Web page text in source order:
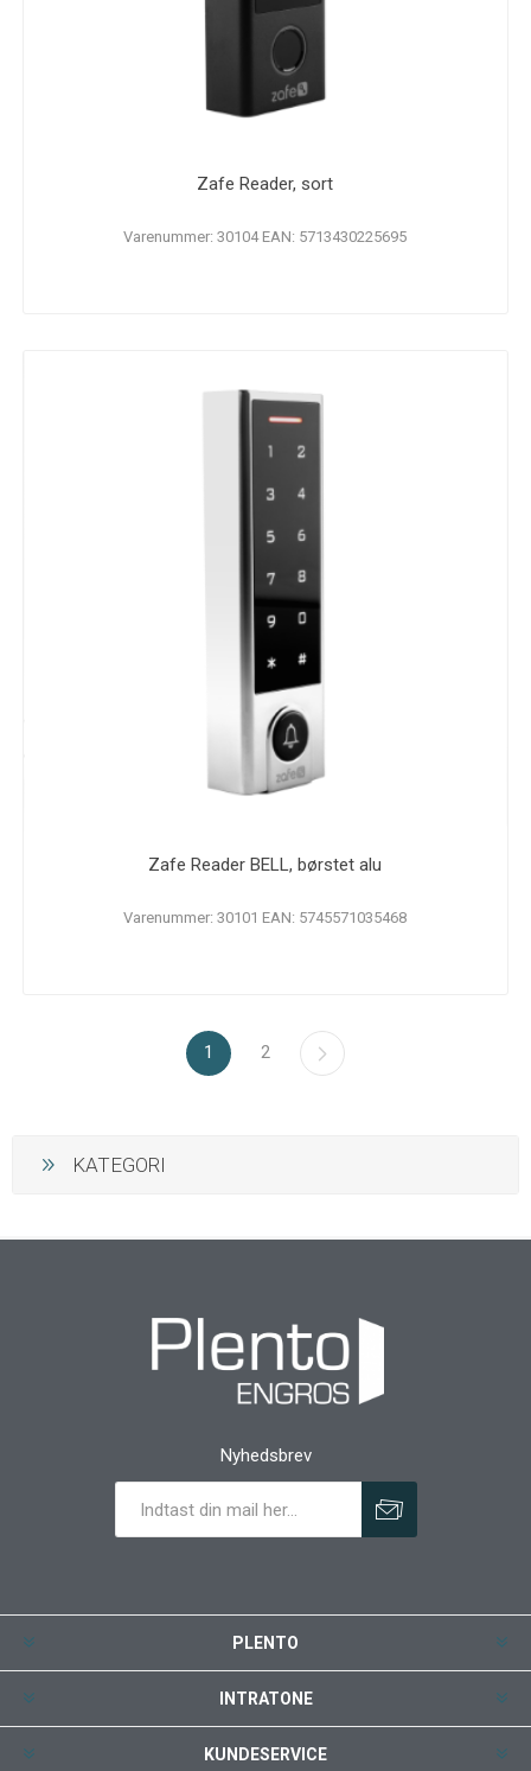
Zafe Reader, sort
Varenummer: 30104 EAN: 5713430225695
Zafe Reader BELL, børstet alu
Varenummer: 30101 EAN: 5745571035468
1 2
KATEGORI
Nyhedsbrev
PLENTO
INTRATONE
KUNDESERVICE